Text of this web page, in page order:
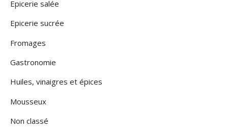
Epicerie salée
Epicerie sucrée
Fromages
Gastronomie
Huiles, vinaigres et épices
Mousseux
Non classé